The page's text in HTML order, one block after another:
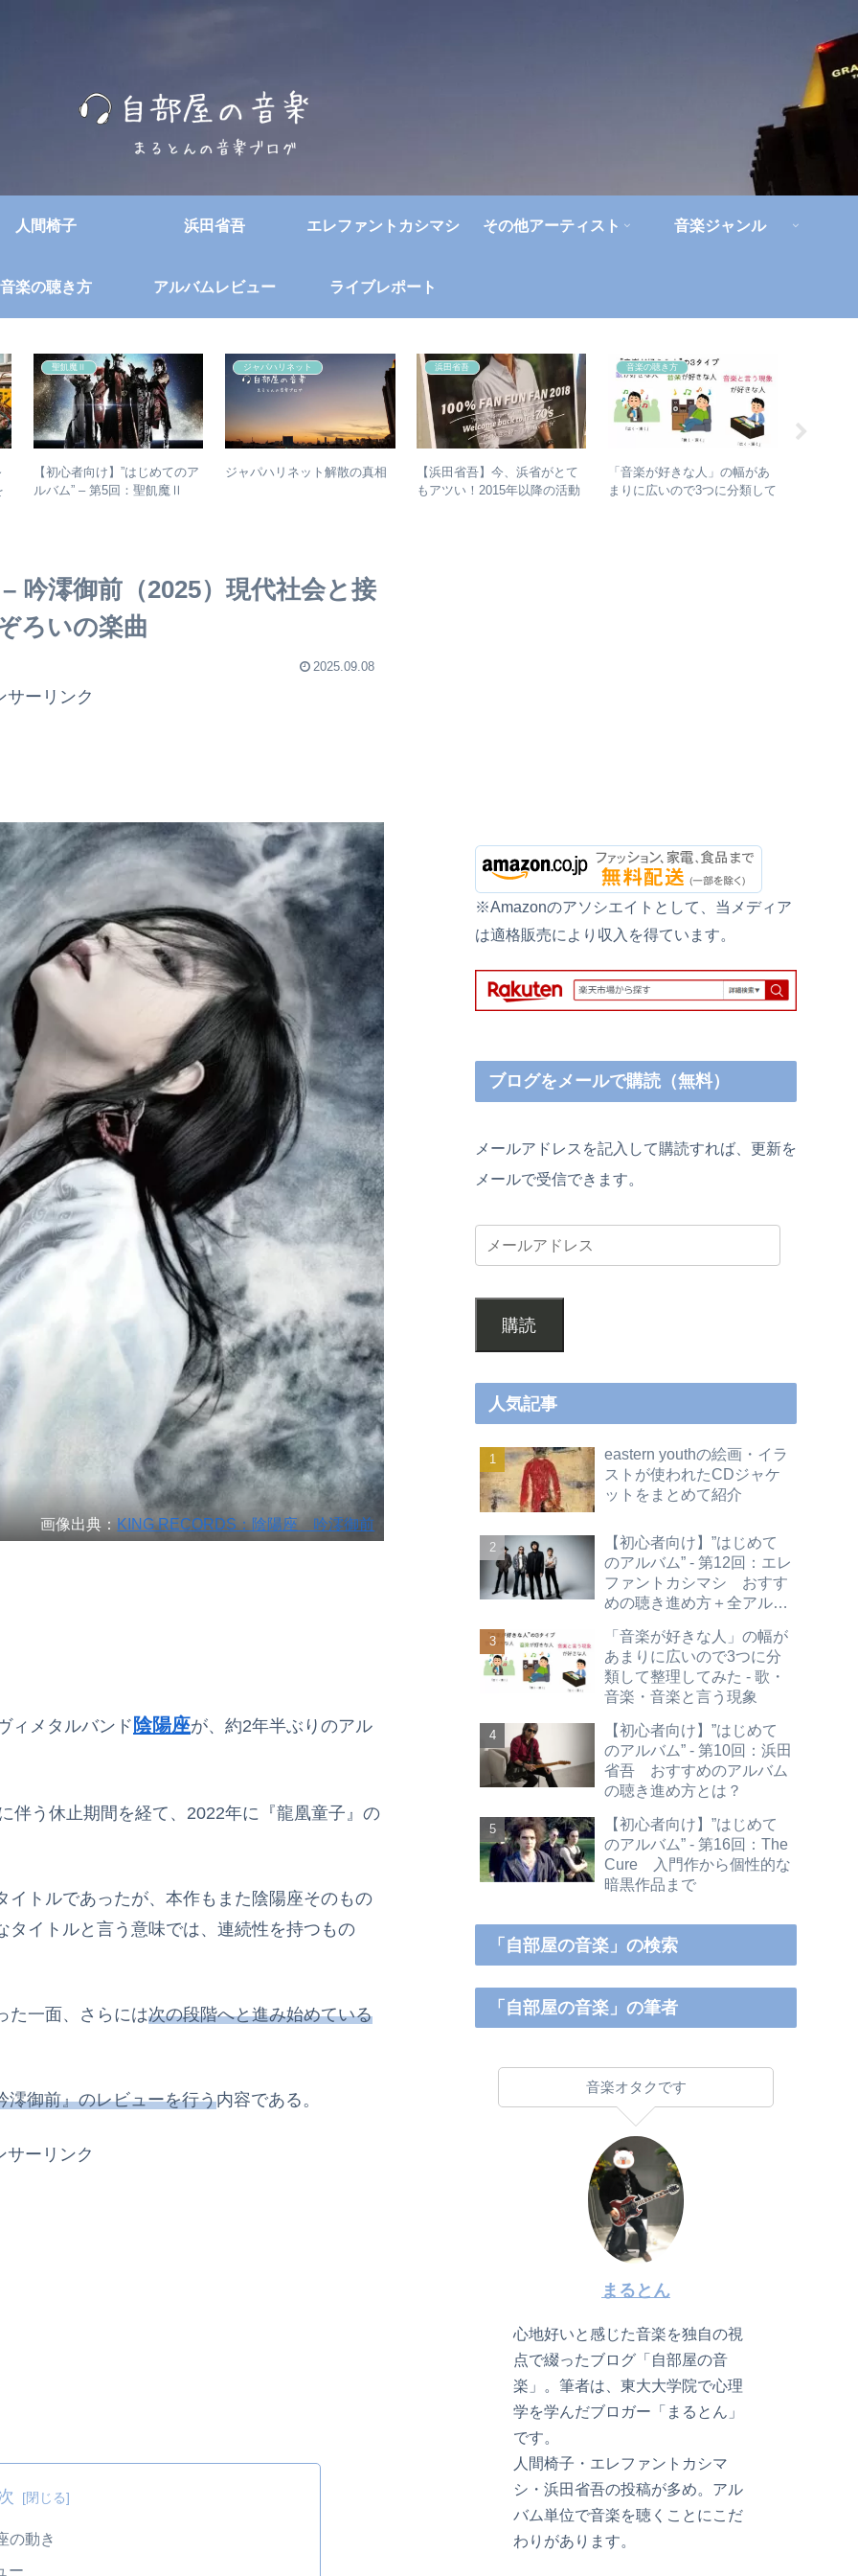
人間椅子 浜田省吾 エレファントカシマシ その他アーティスト 音楽ジャンル
音楽の聴き方 アルバムレビュー ライブレポート
聖飢魔Ⅱ
【初心者向け】”はじめてのア
ルバム” – 第5回：聖飢魔Ⅱ
ジャパハリネット
ジャパハリネット解散の真相
浜田省吾
【浜田省吾】今、浜省がとて
もアツい！2015年以降の活動
音楽の聴き方
「音楽が好きな人」の幅があ
まりに広いので3つに分類して
吟澪御前（2025）現代社会と接
ろいの楽曲
2025.09.08
サーリンク
画像出典： KING RECORDS：陰陽座 吟澪御前
ィメタルバンド 陰陽座が、約2年半ぶりのアル
伴う休止期間を経て、2022年に『龍凰童子』の
トルであったが、本作もまた陰陽座そのもの
イトルと言う意味では、連続性を持つもの
た一面、さらには次の段階へと進み始めている
澪御前』のレビューを行う内容である。
サーリンク
の動き
ー
※Amazonのアソシエイトとして、当メディア
は適格販売により収入を得ています。
ブログをメールで購読（無料）
メールアドレスを記入して購読すれば、更新を
メールで受信できます。
購読
人気記事
eastern youthの絵画・イラ
ストが使われたCDジャケ
ットをまとめて紹介
【初心者向け】”はじめて
のアルバム” - 第12回：エレ
ファントカシマシ おすす
めの聴き進め方＋全アルバ
「音楽が好きな人」の幅が
あまりに広いので3つに分
類して整理してみた - 歌・
音楽・音楽と言う現象
【初心者向け】”はじめて
のアルバム” - 第10回：浜田
省吾 おすすめのアルバム
の聴き進め方とは？
【初心者向け】”はじめて
のアルバム” - 第16回：The
Cure 入門作から個性的な
暗黒作品まで
「自部屋の音楽」の検索
「自部屋の音楽」の筆者
音楽オタクです
まるとん
心地好いと感じた音楽を独自の視
点で綴ったブログ「自部屋の音
楽」。筆者は、東大大学院で心理
学を学んだブロガー「まるとん」
です。
人間椅子・エレファントカシマ
シ・浜田省吾の投稿が多め。アル
バム単位で音楽を聴くことにこだ
わりがあります。